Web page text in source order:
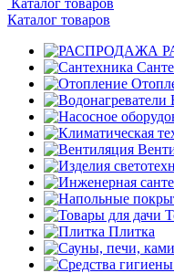
Каталог товаров
Каталог товаров
Плитка